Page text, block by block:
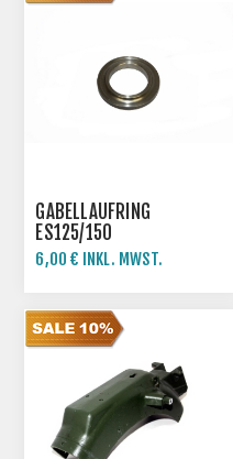
GABELLAUFRING
ES125/150
6,00 € INKL. MWST.